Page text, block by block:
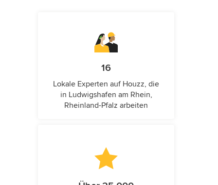
16
Lokale Experten auf Houzz, die
in Ludwigshafen am Rhein,
Rheinland-Pfalz arbeiten